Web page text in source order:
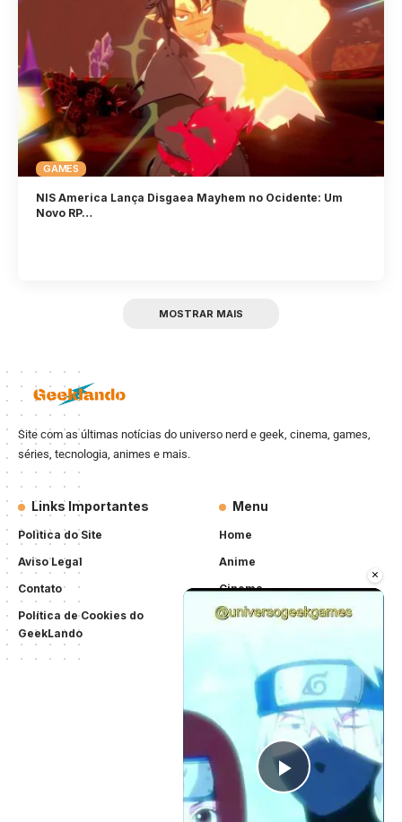
×
Play
GAMES
NIS America Lança Disgaea Mayhem no Ocidente: Um
Novo RP…
MOSTRAR MAIS
Site com as últimas notícias do universo nerd e geek, cinema, games,
séries, tecnologia, animes e mais.
Links Importantes
Politica do Site
Aviso Legal
Contato
Política de Cookies do
GeekLando
Menu
Home
Anime
Cinema
Séries
K-Drama/K-Pop
Notícias
Tecnologia
Críticas
Quadrinhos